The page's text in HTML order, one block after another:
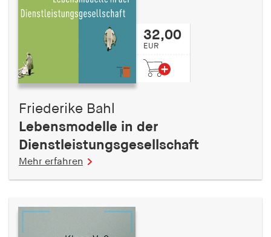
32,00
EUR
Friederike Bahl
Lebensmodelle in der
Dienstleistungsgesellschaft
Mehr erfahren